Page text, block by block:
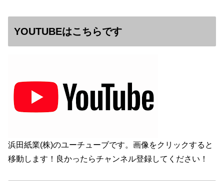
YOUTUBEはこちらです
浜田紙業(株)のユーチューブです。画像をクリックすると
移動します！良かったらチャンネル登録してください！